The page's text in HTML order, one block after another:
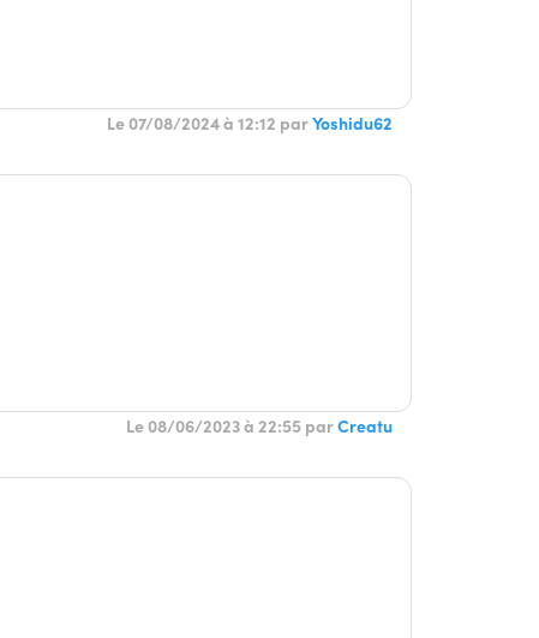
Le 07/08/2024 à 12:12 parYoshidu62
Le 08/06/2023 à 22:55 parCreatu